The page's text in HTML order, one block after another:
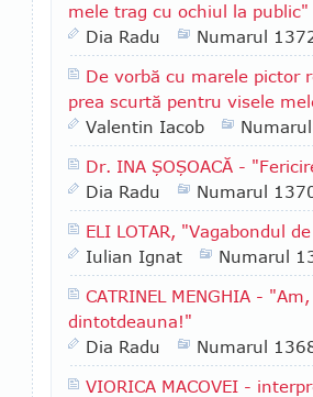
mele trag cu ochiul la public"
Dia Radu
Numarul
De vorbă cu marele pictor
prea scurtă pentru visele
Valentin Iacob
Dr. INA ŞOŞOACĂ -
Dia Radu
Numarul
ELI LOTAR, "Vagabondul
Iulian Ignat
Numarul
CATRINEL MENGHIA -
dintotdeauna!"
Dia Radu
Numarul
VIORICA MACOVEI -